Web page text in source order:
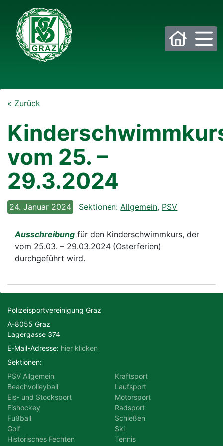
Eis- und Stocksport Eishockey
Fußball
Motorsport Radsport
Tennis
« Zurück
vom 25. –
29.3.2024
24. Januar 2024 Sektionen:Allgemein, PSV
Ausschreibung für den Kinderschwimmkurs, der
vom 25.03. – 29.03.2024 (Osterferien)
durchgeführt wird.
Polizeisportvereinigung Graz
A-8055 Graz
Lagergasse 374
E-Mail-Adresse: hier klicken
Sektionen:
PSV Allgemein
Beachvolleyball
Eis- und Stocksport
Eishockey
Fußball
Golf
Historisches Fechten
Kraftsport
Laufsport
Motorsport
Radsport
Schießen
Ski
Tennis